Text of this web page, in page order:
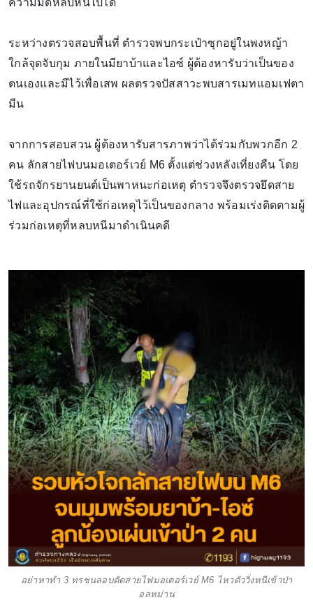
ระหว่างตรวจสอบพื้นที่ ตำรวจพบกระเป๋าซุกอยู่ในพงหญ้า
ใกล้จุดจับกุม ภายในมียาบ้าและไอซ์ ผู้ต้องหารับว่าเป็นของ
ตนเองและมีไว้เพื่อเสพ ผลตรวจปัสสาวะพบสารเมทแอมเฟตา
มีน
จากการสอบสวน ผู้ต้องหารับสารภาพว่าได้ร่วมกับพวกอีก 2
คน ลักสายไฟบนมอเตอร์เวย์ M6 ตั้งแต่ช่วงหลังเที่ยงคืน โดย
ใช้รถจักรยานยนต์เป็นพาหนะก่อเหตุ ตำรวจจึงตรวจยึดสาย
ไฟและอุปกรณ์ที่ใช้ก่อเหตุไว้เป็นของกลาง พร้อมเร่งติดตามผู้
ร่วมก่อเหตุที่หลบหนีมาดำเนินคดี
อย่าหาทำ 3 ทรชนลอบตัดสายไฟมอเตอร์เวย์ M6 ไหวตัววิ่งหนีเข้าป่า
อลหม่าน